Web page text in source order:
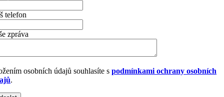
telefon
zpráva
osobních údajů souhlasíte spodmínkami ochrany osobních
.